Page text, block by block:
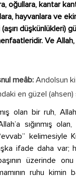
oğullara, kantar
hayvanlara ve
düşkünlükleri)
Ve
meâb: Andolsun
en güzel (ahsen)
olan bir ruh,
sığınmış olan,
kelimesiyle
ifade daha var;
üzerinde
ruhu kimin